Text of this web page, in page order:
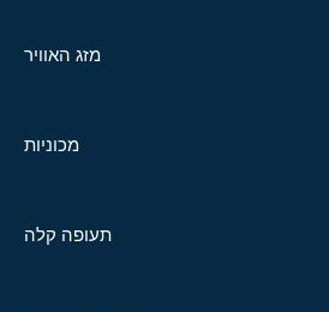
מזג האוויר
מכוניות
תעופה קלה